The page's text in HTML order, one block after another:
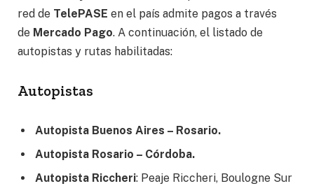
red de TelePASE en el país admite pagos a través
de Mercado Pago. A continuación, el listado de
autopistas y rutas habilitadas:
Autopistas
Autopista Buenos Aires – Rosario.
Autopista Rosario – Córdoba.
Autopista Riccheri: Peaje Riccheri, Boulogne Sur